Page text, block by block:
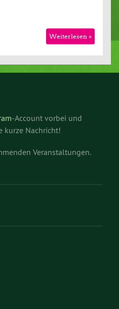
Weiterlesen »
-Account vorbei und
kurze Nachricht!
Veranstaltungen.